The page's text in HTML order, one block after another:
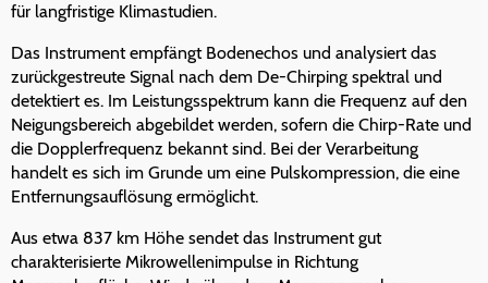
für langfristige Klimastudien.
Das Instrument empfängt Bodenechos und analysiert das
zurückgestreute Signal nach dem De-Chirping spektral und
detektiert es. Im Leistungsspektrum kann die Frequenz auf den
Neigungsbereich abgebildet werden, sofern die Chirp-Rate und
die Dopplerfrequenz bekannt sind. Bei der Verarbeitung
handelt es sich im Grunde um eine Pulskompression, die eine
Entfernungsauflösung ermöglicht.
Aus etwa 837 km Höhe sendet das Instrument gut
charakterisierte Mikrowellenimpulse in Richtung